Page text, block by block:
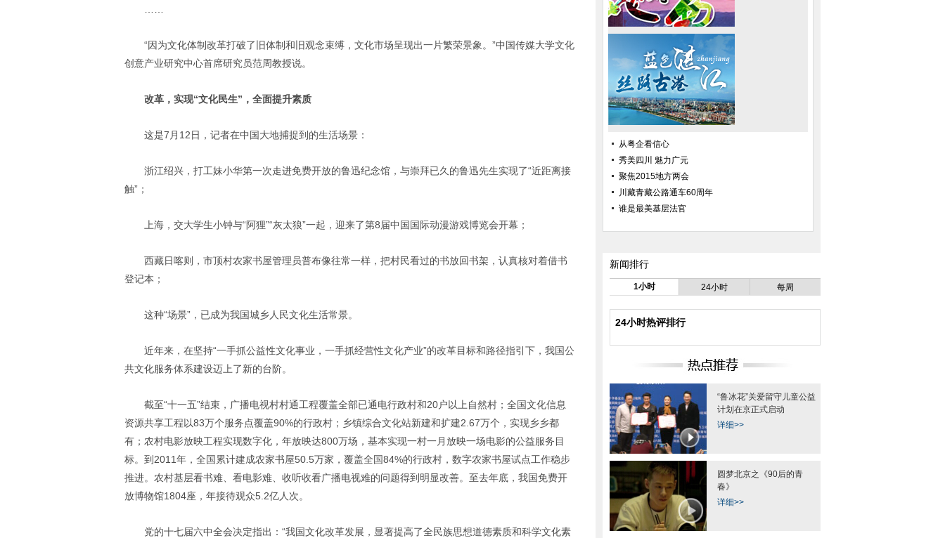
“因为文化体制改革打破了旧体制和旧观念束缚，文化市场呈现出一片繁荣景象。”中国传媒大学文化
创意产业研究中心首席研究员范周教授说。
改革，实现“文化民生”，全面提升素质
这是7月12日，记者在中国大地捕捉到的生活场景：
浙江绍兴，打工妹小华第一次走进免费开放的鲁迅纪念馆，与崇拜已久的鲁迅先生实现了“近距离接
触”；
上海，交大学生小钟与“阿狸”“灰太狼”一起，迎来了第8届中国国际动漫游戏博览会开幕；
西藏日喀则，市顶村农家书屋管理员普布像往常一样，把村民看过的书放回书架，认真核对着借书
登记本；
这种“场景”，已成为我国城乡人民文化生活常景。
近年来，在坚持“一手抓公益性文化事业，一手抓经营性文化产业”的改革目标和路径指引下，我国公
共文化服务体系建设迈上了新的台阶。
截至“十一五”结束，广播电视村村通工程覆盖全部已通电行政村和20户以上自然村；全国文化信息
资源共享工程以83万个服务点覆盖90%的行政村；乡镇综合文化站新建和扩建2.67万个，实现乡乡都
有；农村电影放映工程实现数字化，年放映达800万场，基本实现一村一月放映一场电影的公益服务目
标。到2011年，全国累计建成农家书屋50.5万家，覆盖全国84%的行政村，数字农家书屋试点工作稳步
推进。农村基层看书难、看电影难、收听收看广播电视难的问题得到明显改善。至去年底，我国免费开
放博物馆1804座，年接待观众5.2亿人次。
党的十七届六中全会决定指出：“我国文化改革发展，显著提高了全民族思想道德素质和科学文化素
从粤企看信心
秀美四川 魅力广元
聚焦2015地方两会
川藏青藏公路通车60周年
谁是最美基层法官
新闻排行
1小时 24小时 每周
24小时热评排行
“鲁冰花”关爱留守儿童公益
计划在京正式启动
详细>>
圆梦北京之《90后的青
春》
详细>>